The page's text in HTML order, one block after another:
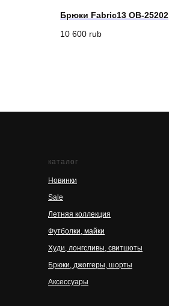
Брюки Fabric13 OB-25202
10 600 rub
каталог
Новинки
Sale
Летняя коллекция
Футболки, майки
Худи, лонгсливы, свитшоты
Брюки, джоггеры, шорты
Аксессуары